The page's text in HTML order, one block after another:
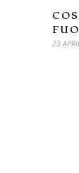
23